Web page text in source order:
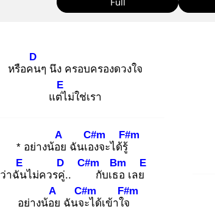
หรือคน
D
ๆ นึง ครอบครองดวงใจ
แต่ไ
E
ม่ใช่เรา
* อย่างน้อย
A
ฉันเอง
C#m
จะได้รู้
F#m
ว่าฉัน
E
ไม่ควรคู่.
D
.
C#m
กับเธอ
Bm
เลย
E
อย่างน้อย
A
ฉันจะ
C#m
ได้เข้าใจ
F#m